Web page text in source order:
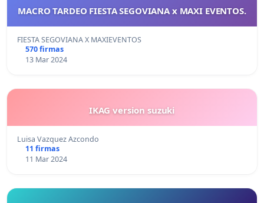
MACRO TARDEO FIESTA SEGOVIANA x MAXI EVENTOS.
FIESTA SEGOVIANA X MAXIEVENTOS
570 firmas
13 Mar 2024
IKAG version suzuki
Luisa Vazquez Azcondo
11 firmas
11 Mar 2024